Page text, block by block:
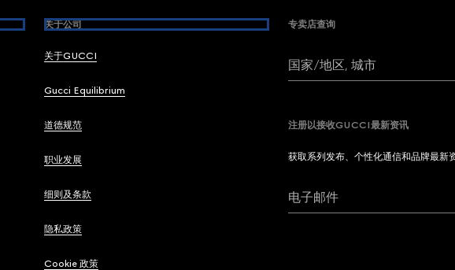
关于公司
关于GUCCI
Gucci Equilibrium
道德规范
职业发展
细则及条款
隐私政策
Cookie 政策
专卖店查询
国家/地区, 城市
注册以接收GUCCI最新资讯
获取系列发布、个性化通信和品牌最新
电子邮件